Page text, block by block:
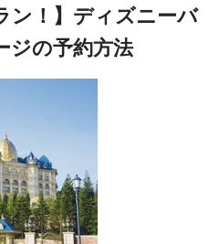
ン！】ディズニーバ
ジの予約方法